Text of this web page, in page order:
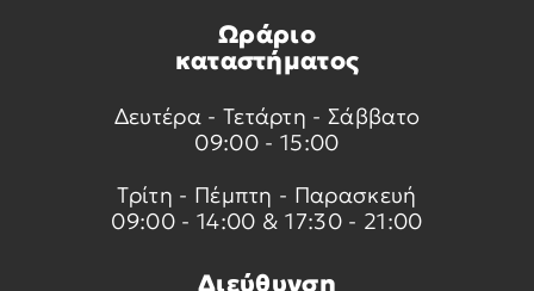
Ωράριο
καταστήματος
Δευτέρα - Τετάρτη - Σάββατο
09:00 - 15:00
Τρίτη - Πέμπτη - Παρασκευή
09:00 - 14:00 & 17:30 - 21:00
Διεύθυνση